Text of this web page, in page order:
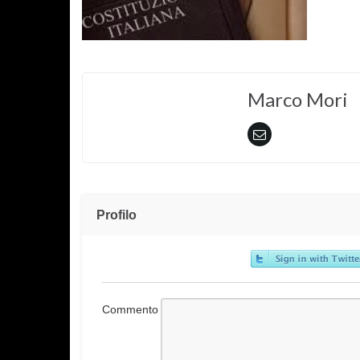
Marco Mori
Profilo
Commento